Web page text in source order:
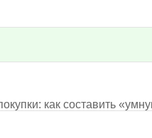
как составить